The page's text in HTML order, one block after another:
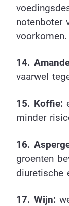
notenboter
voorkomen.
14.
vaarwel
15. Koffie:
minder
16.
groenten
diuretische
17. Wijn: